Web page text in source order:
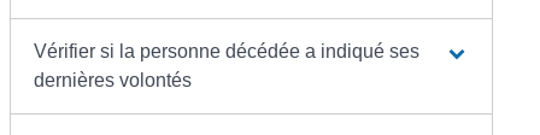
Vérifier si la personne décédée a indiqué ses
dernières volontés